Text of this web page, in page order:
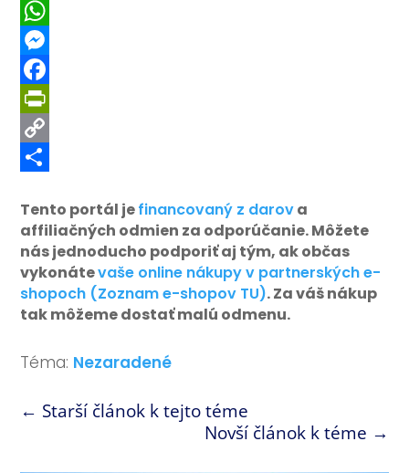
Telegram
WhatsApp
Messenger
Facebook
PrintFriendly
Copy
Tento portál jefinancovaný z darova
affiliačných odmien za odporúčanie. Môžete
nás jednoducho podporiť aj tým, ak občas
vykonátevaše online nákupy v partnerských e-
shopoch (Zoznam e-shopov TU). Za váš nákup
tak môžeme dostať malú odmenu.
Téma: Nezaradené
← Starší článok k tejto téme
Novší článok k téme →